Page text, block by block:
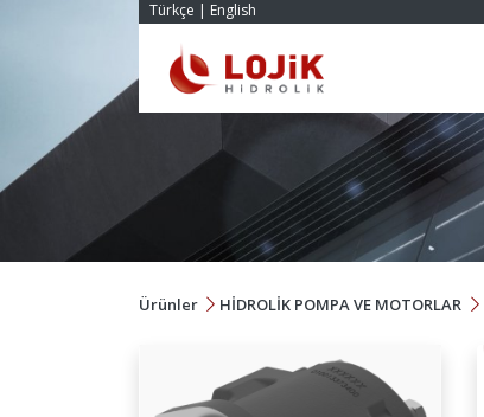
Türkçe | English
Ürünler HİDROLİK POMPA VE MOTORLAR